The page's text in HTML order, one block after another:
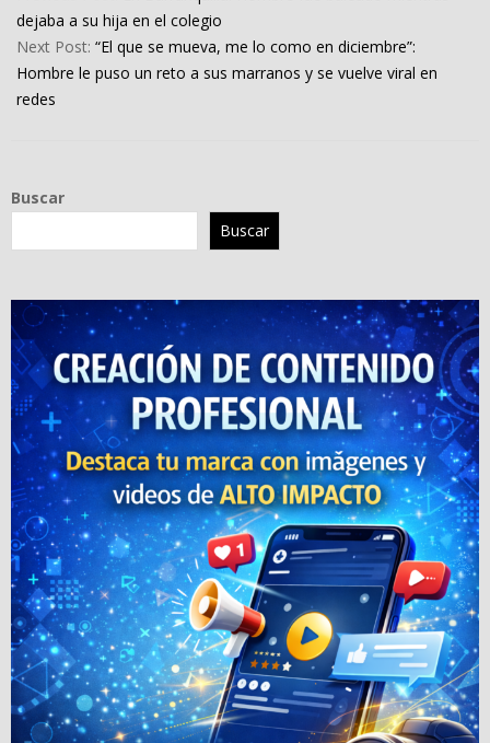
11
dejaba a su hija en el colegio
Next Post: “El que se mueva, me lo como en diciembre”:
Hombre le puso un reto a sus marranos y se vuelve viral en
redes
Buscar
Buscar